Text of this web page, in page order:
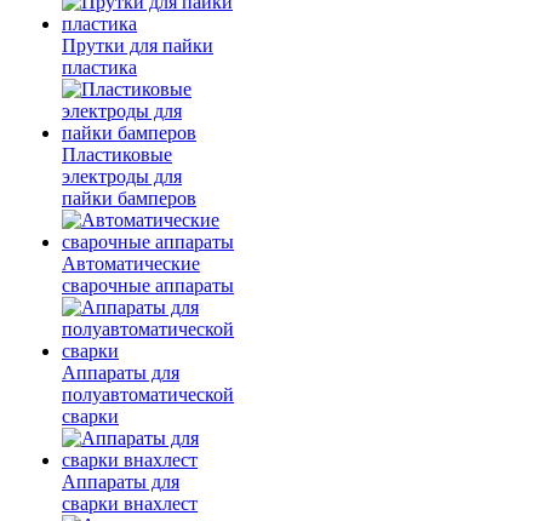
Прутки для пайки
пластика
Пластиковые
электроды для
пайки бамперов
Автоматические
сварочные аппараты
Аппараты для
полуавтоматической
сварки
Аппараты для
сварки внахлест